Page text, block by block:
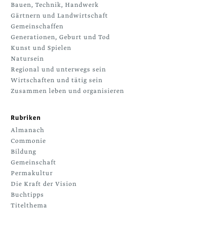
Bauen, Technik, Handwerk
Gärtnern und Landwirtschaft
Gemeinschaffen
Generationen, Geburt und Tod
Kunst und Spielen
Natursein
Regional und unterwegs sein
Wirtschaften und tätig sein
Zusammen leben und organisieren
Rubriken
Almanach
Commonie
Bildung
Gemeinschaft
Permakultur
Die Kraft der Vision
Buchtipps
Titelthema